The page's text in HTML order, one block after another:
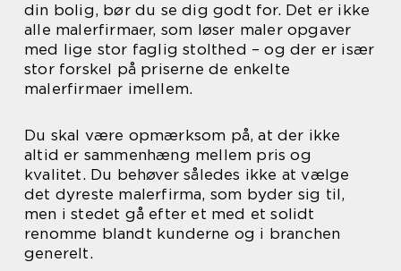
din bolig, bør du se dig godt for. Det er ikke
alle malerfirmaer, som løser maler opgaver
med lige stor faglig stolthed – og der er især
stor forskel på priserne de enkelte
malerfirmaer imellem.
Du skal være opmærksom på, at der ikke
altid er sammenhæng mellem pris og
kvalitet. Du behøver således ikke at vælge
det dyreste malerfirma, som byder sig til,
men i stedet gå efter et med et solidt
renomme blandt kunderne og i branchen
generelt.